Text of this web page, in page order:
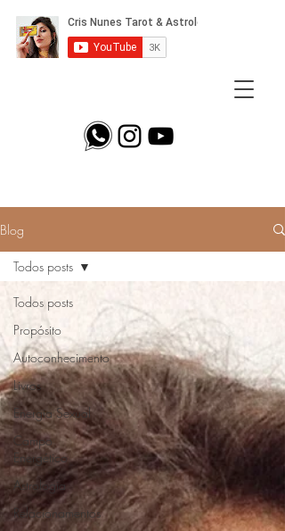
Blog
Todos posts
Propósito
Autoconhecimento
Livros
Energia Sexual
Campo
Energético
Astrologia
Relacionamentos
Todos posts